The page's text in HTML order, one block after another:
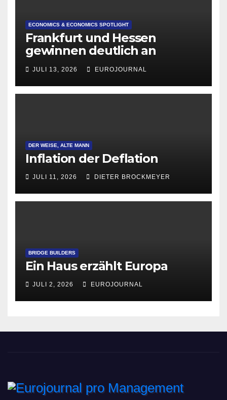
ECONOMICS & ECONOMICS SPOTLIGHT
Frankfurt und Hessen
gewinnen deutlich an
Attraktivität für Startup-
Gründungen
JULI 13, 2026 EUROJOURNAL
DER WEISE, ALTE MANN
Inflation der Deflation
JULI 11, 2026 DIETER BROCKMEYER
BRIDGE BUILDERS
Ein Haus erzählt Europa
JULI 2, 2026 EUROJOURNAL